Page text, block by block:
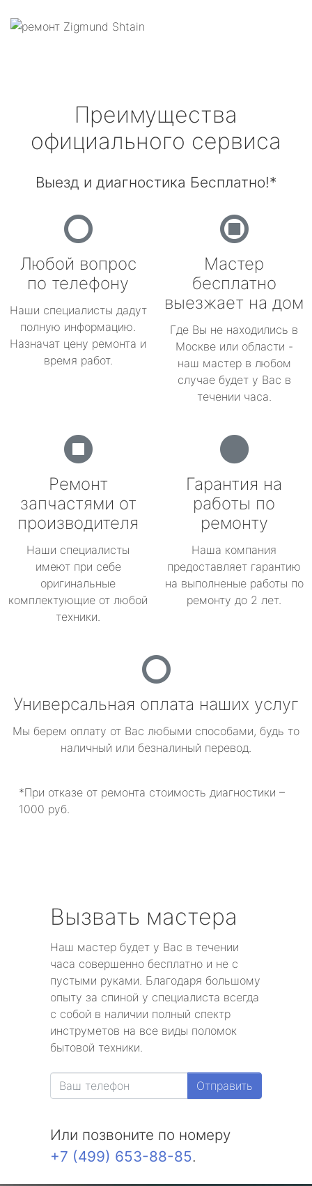
Преимущества
официального сервиса
Выезд и диагностика Бесплатно!*
Любой вопрос
по телефону
Наши специалисты дадут
полную информацию.
Назначат цену ремонта и
время работ.
Мастер
бесплатно
выезжает на дом
Где Вы не находились в
Москве или области -
наш мастер в любом
случае будет у Вас в
течении часа.
Ремонт
запчастями от
производителя
Наши специалисты
имеют при себе
оригинальные
комплектующие от любой
техники.
Гарантия на
работы по
ремонту
Наша компания
предоставляет гарантию
на выполненые работы по
ремонту до 2 лет.
Универсальная оплата наших услуг
Мы берем оплату от Вас любыми способами, будь то
наличный или безналиный перевод.
*При отказе от ремонта стоимость диагностики –
1000 руб.
Вызвать мастера
Наш мастер будет у Вас в течении
часа совершенно бесплатно и не с
пустыми руками. Благодаря большому
опыту за спиной у специалиста всегда
с собой в наличии полный спектр
инструметов на все виды поломок
бытовой техники.
Отправить
Или позвоните по номеру
+7 (499) 653-88-85.